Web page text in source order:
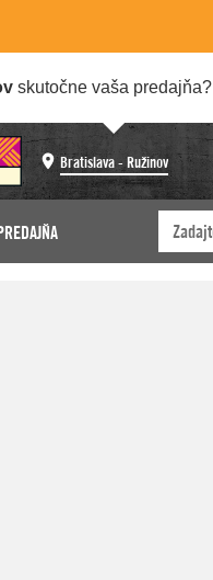
skutočne vaša predajňa?
Bratislava - Ružinov